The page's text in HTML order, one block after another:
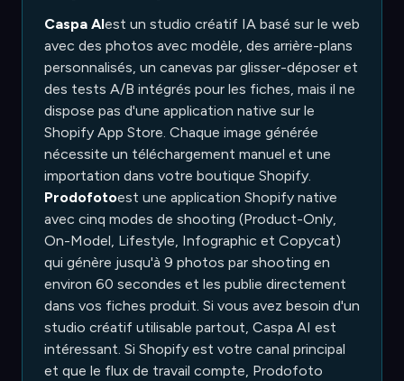
Caspa AIest un studio créatif IA basé sur le web
avec des photos avec modèle, des arrière-plans
personnalisés, un canevas par glisser-déposer et
des tests A/B intégrés pour les fiches, mais il ne
dispose pas d'une application native sur le
Shopify App Store. Chaque image générée
nécessite un téléchargement manuel et une
importation dans votre boutique Shopify.
Prodofotoest une application Shopify native
avec cinq modes de shooting (Product-Only,
On-Model, Lifestyle, Infographic et Copycat)
qui génère jusqu'à 9 photos par shooting en
environ 60 secondes et les publie directement
dans vos fiches produit. Si vous avez besoin d'un
studio créatif utilisable partout, Caspa AI est
intéressant. Si Shopify est votre canal principal
et que le flux de travail compte, Prodofoto